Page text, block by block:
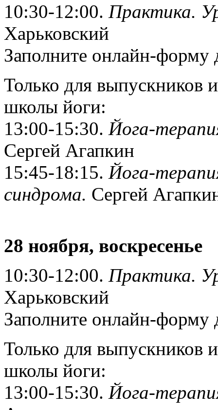
10:30-12:00. Практика.
Харьковский
Заполните онлайн-
Только для выпускников
школы йоги:
13:00-15:30. Йога-
Сергей Агапкин
15:45-18:15. Йога-
синдрома. Сергей
28 ноября, воскресенье
10:30-12:00. Практика.
Харьковский
Заполните онлайн-
Только для выпускников
школы йоги:
13:00-15:30. Йога-